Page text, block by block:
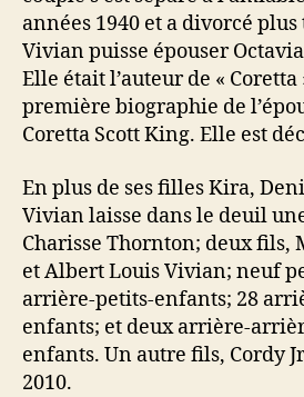
années 1940 et a divorcé
Vivian puisse épouser
Elle était l’auteur de « Coretta
première biographie de
Coretta Scott King. Elle est
En plus de ses filles Kira,
Vivian laisse dans le deuil
Charisse Thornton; deux fils,
et Albert Louis Vivian; neuf
arrière-petits-enfants; 28
enfants; et deux arrière-
enfants. Un autre fils, Cordy
2010.